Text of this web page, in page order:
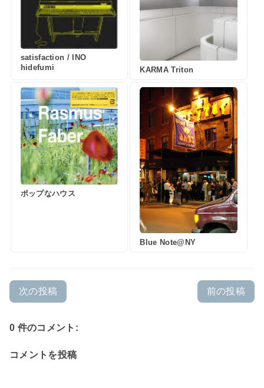
satisfaction / INO
hidefumi
KARMA Triton
ポップなハウス
Blue Note@NY
次の投稿 前の投稿
0 件のコメント:
コメントを投稿